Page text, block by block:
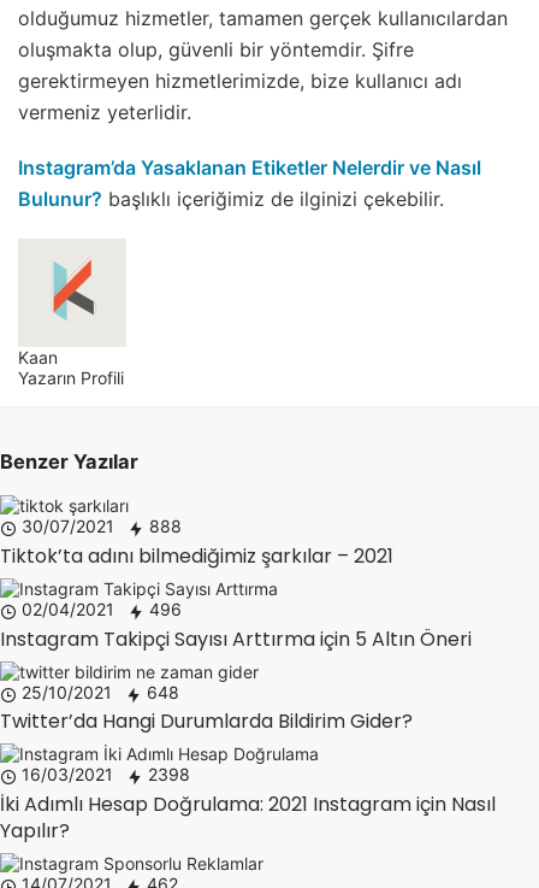
olduğumuz hizmetler, tamamen gerçek kullanıcılardan
oluşmakta olup, güvenli bir yöntemdir. Şifre
gerektirmeyen hizmetlerimizde, bize kullanıcı adı
vermeniz yeterlidir.
Instagram’da Yasaklanan Etiketler Nelerdir ve Nasıl
Bulunur? başlıklı içeriğimiz de ilginizi çekebilir.
Kaan
Yazarın Profili
Benzer Yazılar
30/07/2021 888
Tiktok’ta adını bilmediğimiz şarkılar – 2021
02/04/2021 496
Instagram Takipçi Sayısı Arttırma için 5 Altın Öneri
25/10/2021 648
Twitter’da Hangi Durumlarda Bildirim Gider?
16/03/2021 2398
İki Adımlı Hesap Doğrulama: 2021 Instagram için Nasıl
Yapılır?
14/07/2021 462